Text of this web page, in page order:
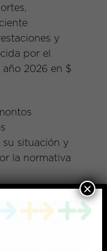
y
por el
2026 en $
situación y
la normativa
de 2026,
República,
×